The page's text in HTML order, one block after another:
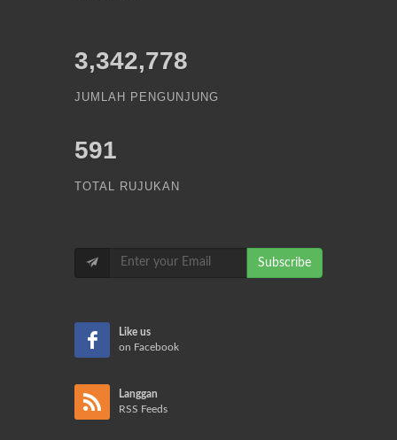
3,342,778
JUMLAH PENGUNJUNG
591
TOTAL RUJUKAN
Subscribe
Like us
on Facebook
Langgan
RSS Feeds